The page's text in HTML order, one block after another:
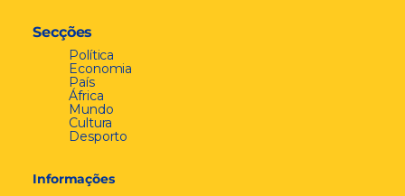
Secções
Política
Economia
País
África
Mundo
Cultura
Desporto
Informações